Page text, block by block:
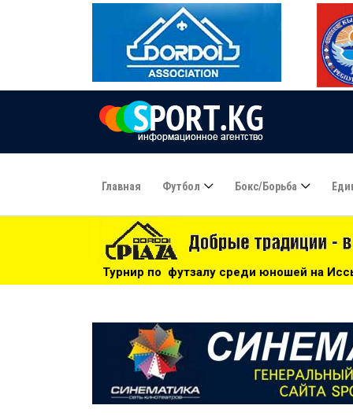
Главная Футбол Бокс/борьба
по футзалу среди юношей на Иссык-Куле: «Бишкек» -